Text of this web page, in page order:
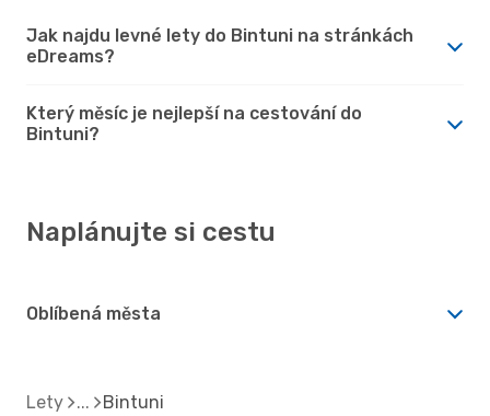
Jak najdu levné lety do Bintuni na stránkách
eDreams?
Který měsíc je nejlepší na cestování do
Bintuni?
Naplánujte si cestu
Oblíbená města
Lety Bintuni